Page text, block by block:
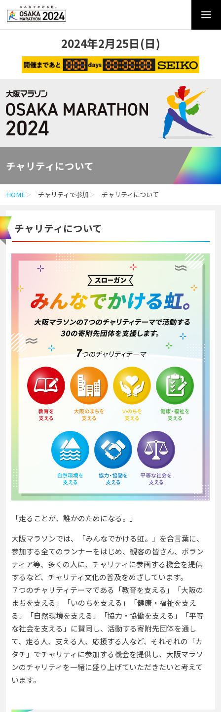
2024年2月25日(日)
チャリティについて
HOME チャリティで参加 チャリティについて
チャリティについて
「走ることが、誰かのためになる。」
大阪マラソンでは、「みんなでかける虹。」を合言葉に、
参加する全てのランナーをはじめ、観客の皆さん、ボラン
ティア等、多くの人に、チャリティに参画する機会を提供
するなど、チャリティ文化の普及をめざしています。
７つのチャリティテーマである「教育を支える」「大阪の
まちを支える」「いのちを支える」「健康・福祉を支え
る」「自然環境を支える」「協力・協働を支える」「平等
な社会を支える」に賛同し、活動する寄附先団体を通し
て、走る人、支える人、応援する人など、それぞれの「カ
タチ」でチャリティに参加する機会を提供し、大阪マラソ
ンのチャリティを一緒に盛り上げていただきたいと考えて
います。